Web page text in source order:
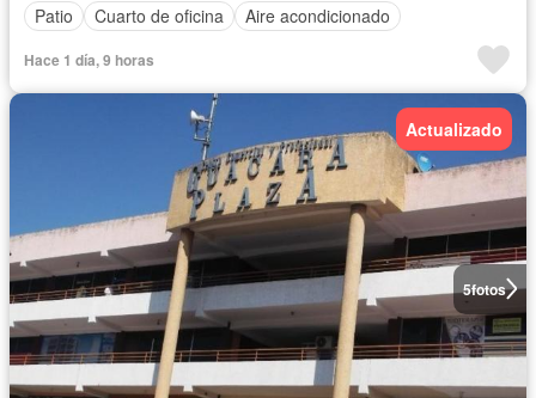
Patio
Cuarto de oficina Aire acondicionado
Hace 1 día, 9 horas
5fotos
Actualizado